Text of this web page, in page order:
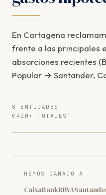
En Cartagena
frente a las principales
absorciones recientes
Popular → Santander,
8 ENTIDADES
€42M+ TOTALES
HEMOS GANADO A
CaixaBankBBVA